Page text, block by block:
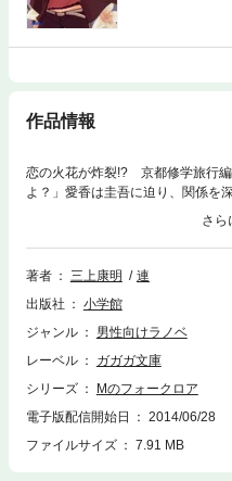
作品情報
恋の火花が炸裂!? 京都修学旅行
よ？」愛香は圭吾に迫り、関係を
性陣、むつきや仲根が恋路を阻み
圭吾のことを…!? 怒濤の修学旅行
ィのカラーイラスト、モノクロの
著者
三上康明
連
出版社
小学館
ジャンル
男性向けラノベ
レーベル
ガガガ文庫
シリーズ
Mのフォークロア
電子版配信開始日
2014/06/28
ファイルサイズ
7.91 MB